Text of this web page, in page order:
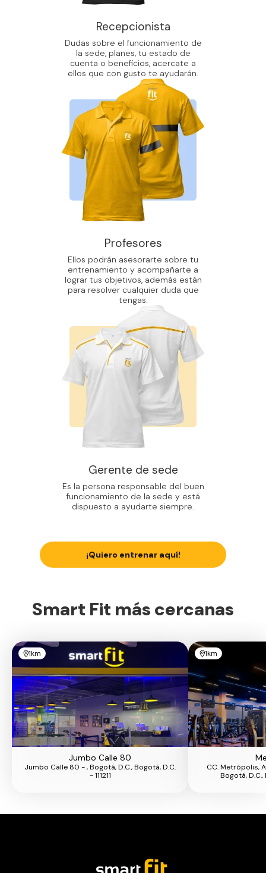
Recepcionista
Dudas sobre el funcionamiento de
la sede, planes, tu estado de
cuenta o beneficios, acercate a
ellos que con gusto te ayudarán.
Profesores
Ellos podrán asesorarte sobre tu
entrenamiento y acompañarte a
lograr tus objetivos, además están
para resolver cualquier duda que
tengas.
Gerente de sede
Es la persona responsable del buen
funcionamiento de la sede y está
dispuesto a ayudarte siempre.
¡Quiero entrenar aquí!
Smart Fit más cercanas
1km
Jumbo Calle 80
Jumbo Calle 80 - , Bogotá, D.C., Bogotá, D.C.
- 111211
1km
CC. Metrópolis,
Bogotá, D.C.,